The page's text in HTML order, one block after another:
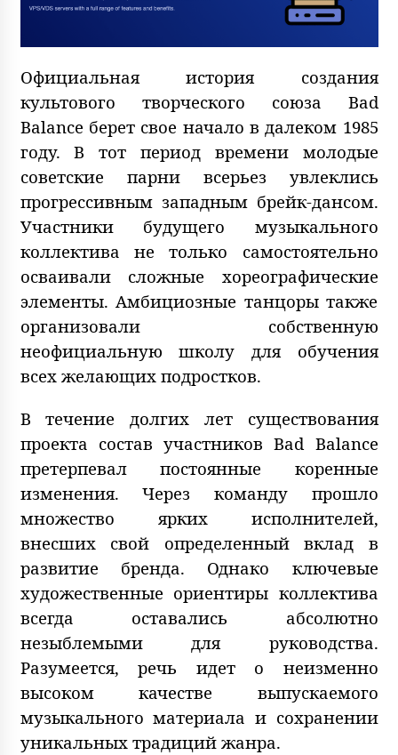
Официальная история создания
культового творческого союза Bad
Balance берет свое начало в далеком 1985
году. В тот период времени молодые
советские парни всерьез увлеклись
прогрессивным западным брейк-дансом.
Участники будущего музыкального
коллектива не только самостоятельно
осваивали сложные хореографические
элементы. Амбициозные танцоры также
организовали собственную
неофициальную школу для обучения
всех желающих подростков.
В течение долгих лет существования
проекта состав участников Bad Balance
претерпевал постоянные коренные
изменения. Через команду прошло
множество ярких исполнителей,
внесших свой определенный вклад в
развитие бренда. Однако ключевые
художественные ориентиры коллектива
всегда оставались абсолютно
незыблемыми для руководства.
Разумеется, речь идет о неизменно
высоком качестве выпускаемого
музыкального материала и сохранении
уникальных традиций жанра.